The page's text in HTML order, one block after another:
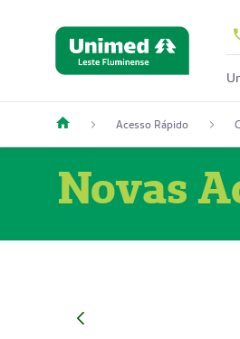
Acesso Rápido
Novas